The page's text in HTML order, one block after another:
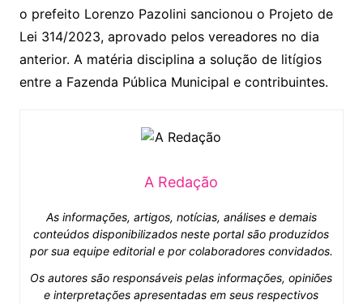
o prefeito Lorenzo Pazolini sancionou o Projeto de
Lei 314/2023, aprovado pelos vereadores no dia
anterior. A matéria disciplina a solução de litígios
entre a Fazenda Pública Municipal e contribuintes.
A Redação
As informações, artigos, notícias, análises e demais
conteúdos disponibilizados neste portal são produzidos
por sua equipe editorial e por colaboradores convidados.
Os autores são responsáveis pelas informações, opiniões
e interpretações apresentadas em seus respectivos